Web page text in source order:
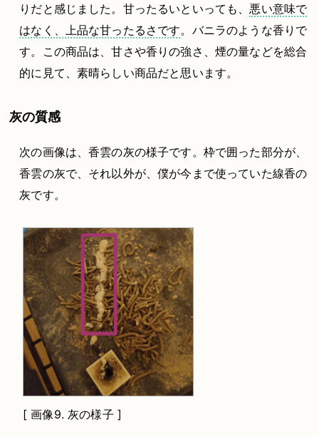
りだと感じました。甘ったるいといっても、 悪い意味で
はなく、上品な甘ったるさです。バニラのような香りで
す。この商品は、甘さや香りの強さ、煙の量などを総合
的に見て、素晴らしい商品だと思います。
灰の質感
次の画像は、香雲の灰の様子です。枠で囲った部分が、
香雲の灰で、それ以外が、僕が今まで使っていた線香の
灰です。
[画像9.灰の様子 ]